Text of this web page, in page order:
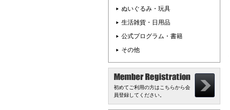
ぬいぐるみ・玩具
生活雑貨・日用品
公式プログラム・書籍
その他
初めてご利用の方はこちらから会
員登録してください。